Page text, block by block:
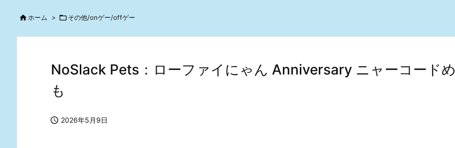
ホーム > その他/onゲー/offゲー
NoSlack Pets：ローファイにゃん Anniversary ニャーコードめ
も
 2026年5月9日